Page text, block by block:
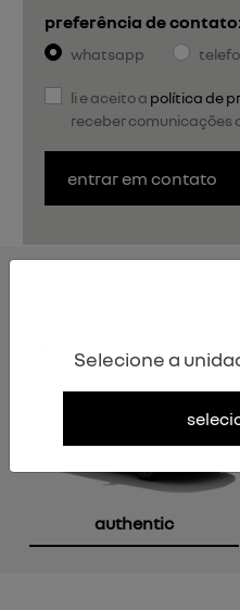
preferência de
whatsapp
li e aceito a política de
receber comunicações
entrar em contato
authentic
Anterior
Selecione a